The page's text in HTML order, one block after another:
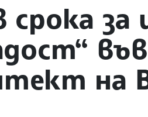
за
на